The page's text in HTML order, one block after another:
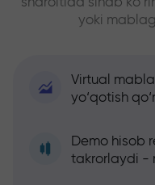
yoki
Virtual
yo‘qotish
Demo hisob
takrorlaydi -